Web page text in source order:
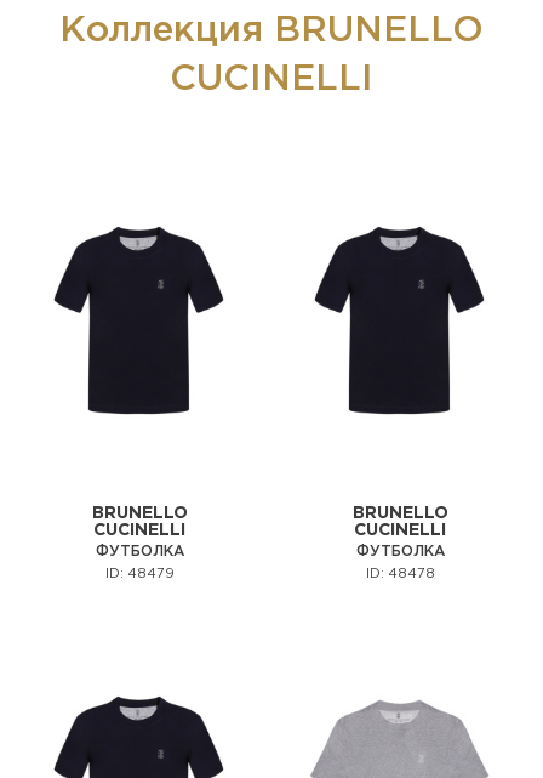
Коллекция BRUNELLO
CUCINELLI
BRUNELLO
CUCINELLI
ФУТБОЛКА
ID: 48479
BRUNELLO
CUCINELLI
ФУТБОЛКА
ID: 48478